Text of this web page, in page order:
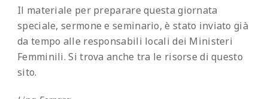
Il materiale per preparare questa giornata
speciale, sermone e seminario, è stato inviato già
da tempo alle responsabili locali dei Ministeri
Femminili. Si trova anche tra le risorse di questo
sito.